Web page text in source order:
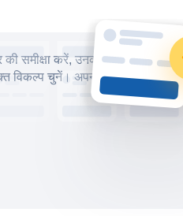
समीक्षा करें, उनकी तुलना करें और
विकल्प चुनें। अपना लेनदेन सुरक्षित